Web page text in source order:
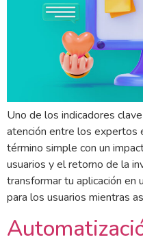
Uno de los indicadores
atención entre los expertos
término simple con un
usuarios y el retorno de la
transformar tu aplicación en
para los usuarios mientras